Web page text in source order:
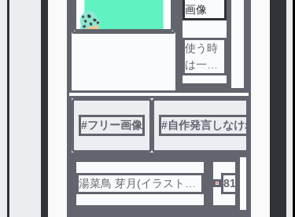
画像
使う時
は一言
お願い
します
#フリー画像 #自作発言しなければ自由
湯菜鳥 芽月(イラスト練
81